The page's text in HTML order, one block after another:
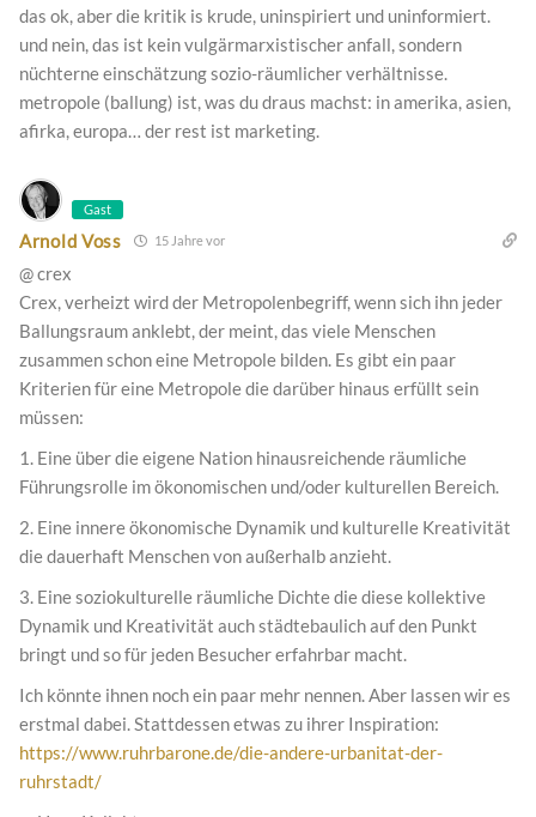
das ok, aber die kritik is krude, uninspiriert und uninformiert.
und nein, das ist kein vulgärmarxistischer anfall, sondern
nüchterne einschätzung sozio-räumlicher verhältnisse.
metropole (ballung) ist, was du draus machst: in amerika, asien,
afirka, europa… der rest ist marketing.
Gast
Arnold Voss 15 Jahre vor
@ crex
Crex, verheizt wird der Metropolenbegriff, wenn sich ihn jeder
Ballungsraum anklebt, der meint, das viele Menschen
zusammen schon eine Metropole bilden. Es gibt ein paar
Kriterien für eine Metropole die darüber hinaus erfüllt sein
müssen:
1. Eine über die eigene Nation hinausreichende räumliche
Führungsrolle im ökonomischen und/oder kulturellen Bereich.
2. Eine innere ökonomische Dynamik und kulturelle Kreativität
die dauerhaft Menschen von außerhalb anzieht.
3. Eine soziokulturelle räumliche Dichte die diese kollektive
Dynamik und Kreativität auch städtebaulich auf den Punkt
bringt und so für jeden Besucher erfahrbar macht.
Ich könnte ihnen noch ein paar mehr nennen. Aber lassen wir es
erstmal dabei. Stattdessen etwas zu ihrer Inspiration:
https://www.ruhrbarone.de/die-andere-urbanitat-der-
ruhrstadt/